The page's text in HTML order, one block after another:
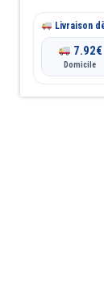
page
produit
Livraison
7.92€
Domicile